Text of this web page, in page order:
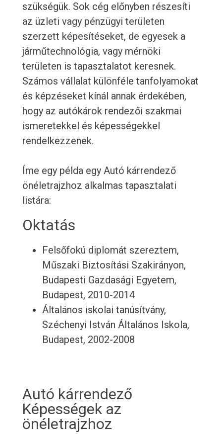
szükségük. Sok cég előnyben részesíti
az üzleti vagy pénzügyi területen
szerzett képesítéseket, de egyesek a
járműtechnológia, vagy mérnöki
területen is tapasztalatot keresnek.
Számos vállalat különféle tanfolyamokat
és képzéseket kínál annak érdekében,
hogy az autókárok rendezői szakmai
ismeretekkel és képességekkel
rendelkezzenek.
Íme egy példa egy Autó kárrendező
önéletrajzhoz alkalmas tapasztalati
listára:
Oktatás
Felsőfokú diplomát szereztem,
Műszaki Biztosítási Szakirányon,
Budapesti Gazdasági Egyetem,
Budapest, 2010-2014
Általános iskolai tanúsítvány,
Széchenyi István Általános Iskola,
Budapest, 2002-2008
Autó kárrendező
Képességek az
önéletrajzhoz